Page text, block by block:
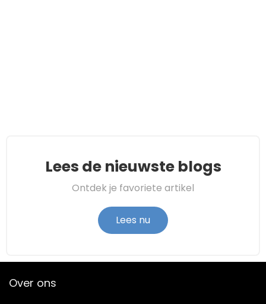
Lees de nieuwste blogs
Ontdek je favoriete artikel
Lees nu
Over ons